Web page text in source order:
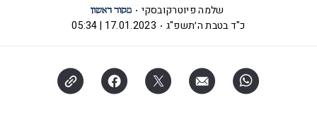
שלמה פיוטרקובסקי
כ"ד בטבת ה׳תשפ"ג
17.01.2023 | 05:34